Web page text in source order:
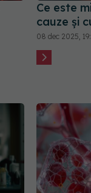
Ce este
cauze și
08 dec 2025,